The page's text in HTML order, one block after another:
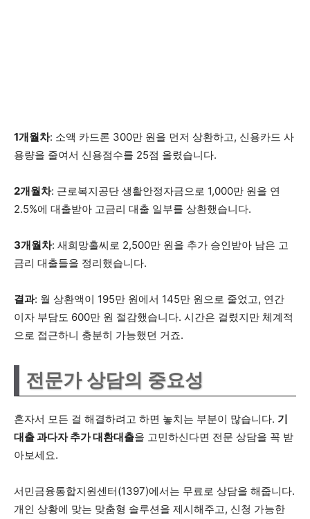
1개월차: 소액 카드론 300만 원을 먼저 상환하고, 신용카드 사
용량을 줄여서 신용점수를 25점 올렸습니다.
2개월차: 근로복지공단 생활안정자금으로 1,000만 원을 연
2.5%에 대출받아 고금리 대출 일부를 상환했습니다.
3개월차: 새희망홀씨로 2,500만 원을 추가 승인받아 남은 고
금리 대출들을 정리했습니다.
결과: 월 상환액이 195만 원에서 145만 원으로 줄었고, 연간
이자 부담도 600만 원 절감했습니다. 시간은 걸렸지만 체계적
으로 접근하니 충분히 가능했던 거죠.
전문가 상담의 중요성
혼자서 모든 걸 해결하려고 하면 놓치는 부분이 많습니다. 기
대출 과다자 추가 대환대출을 고민하신다면 전문 상담을 꼭 받
아보세요.
서민금융통합지원센터(1397)에서는 무료로 상담을 해줍니다.
개인 상황에 맞는 맞춤형 솔루션을 제시해주고, 신청 가능한